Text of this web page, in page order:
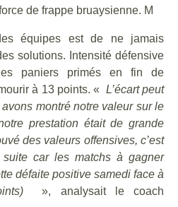
de frappe bruaysienne. M
équipes est de ne jamais
solutions. Intensité défensive
paniers primés en fin de
à 13 points. « L’écart peut
montré notre valeur sur le
prestation était de grande
des valeurs offensives, c’est
car les matchs à gagner
défaite positive samedi face à
», analysait le coach